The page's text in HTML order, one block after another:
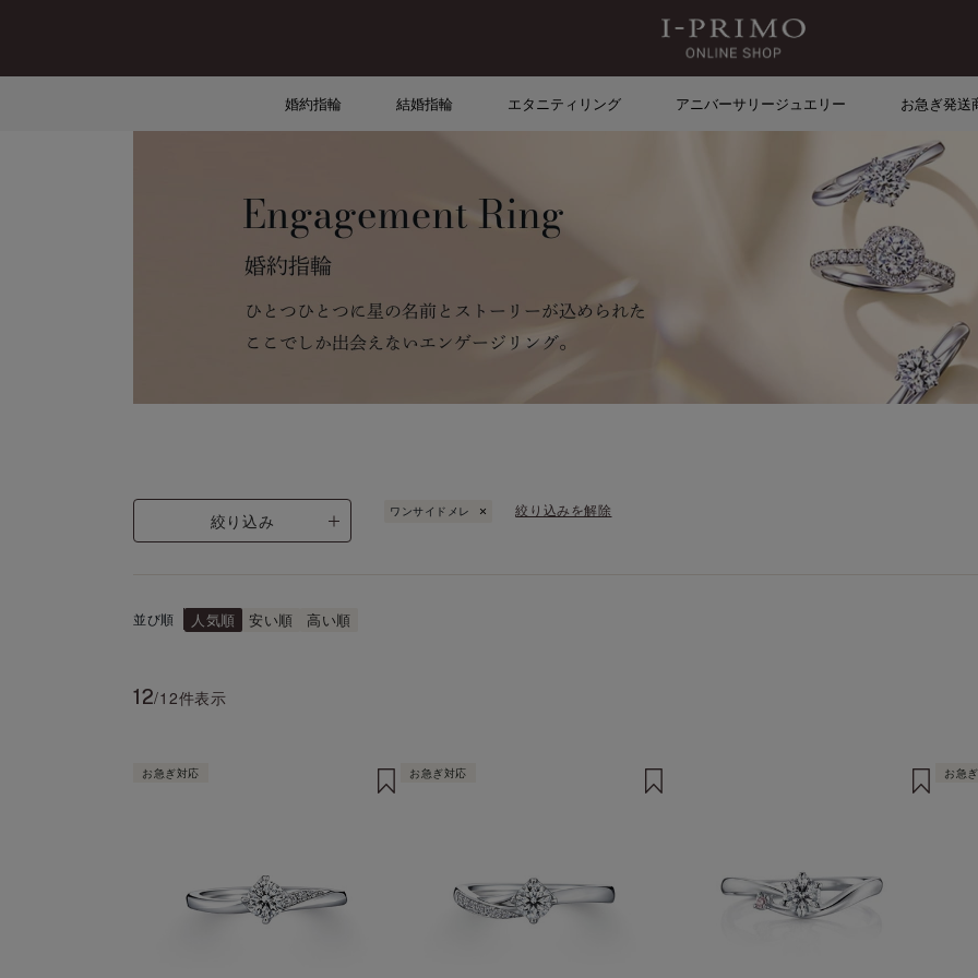
婚約指輪 結婚指輪 エタニティリング アニバーサリージュエリー お急ぎ発送
ワンサイドメレ 絞り込みを解除
絞り込み
並び順 人気順 安い順 高い順
12/12件表示
お急ぎ対応 お急ぎ対応 お急